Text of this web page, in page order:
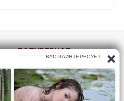
ПОПУЛЯРНОЕ
Фантастика и фэнтези
Детективы, триллеры
Для детей